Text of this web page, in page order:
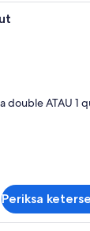
Suite, 1
double ATAU 1
Periksa